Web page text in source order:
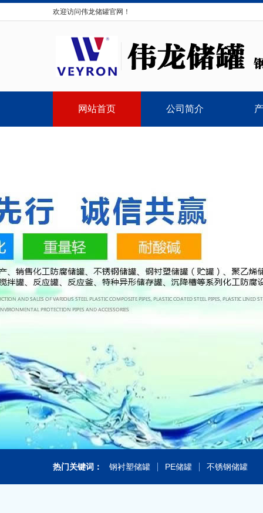
欢迎访问伟龙储罐官网！
网站首页 公司简介
热门关键词： 钢衬塑储罐 PE储罐 不锈钢储罐